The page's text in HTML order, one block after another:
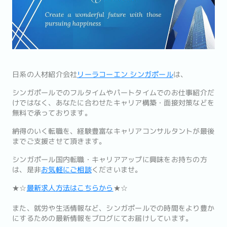
日系の人材紹介会社リーラコーエン シンガポールは、
シンガポールでのフルタイムやパートタイムでのお仕事紹介だ
けではなく、あなたに合わせたキャリア構築・面接対策などを
無料で承っております。
納得のいく転職を、経験豊富なキャリアコンサルタントが最後
までご支援させて頂きます。
シンガポール国内転職・キャリアアップに興味をお持ちの方
は、是非お気軽にご相談くださいませ。
★☆最新求人方法はこちらから ★☆
また、就労や生活情報など、シンガポールでの時間をより豊か
にするための最新情報をブログにてお届けしています。